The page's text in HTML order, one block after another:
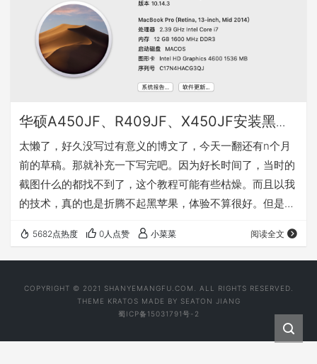
华硕A450JF、R409JF、X450JF安装黑苹
果
太懒了，好久没写过有意义的博文了，今天一翻还有n个月
前的草稿。那就补充一下写完吧。因为好长时间了，当时的
截图什么的都找不到了，这个教程可能有些枯燥。而且以我
的技术，真的也是折腾不起黑苹果，体验不算很好。但是尝
使用问题，但是重启貌似有点问题。具体细节可以自己找教
程仔细调试，我也不会，没法多说。 对于安装黑苹果最重要
的最多的还是四叶草clover。clover还是很方便的，也可以
引导linux，这就非常适合喜…
5682点热度 0人点赞 小菜菜 阅读全文
COPYRIGHT © 2021 SHANYEMANGFU.COM. ALL RIGHTS RESERVED.
THEME KRATOS MADE BY SEATON JIANG
蜀ICP备15031791号-2